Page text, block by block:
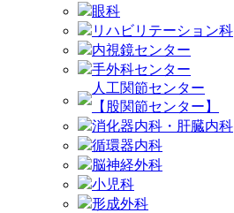
眼科
リハビリテーション科
内視鏡センター
手外科センター
人工関節センター
【股関節センター】
消化器内科・肝臓内科
循環器内科
脳神経外科
小児科
形成外科